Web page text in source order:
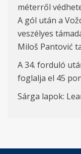
méterről
A gól után a
veszélyes
Miloš Pantović
A 34. forduló
foglalja el 45
Sárga lapok: